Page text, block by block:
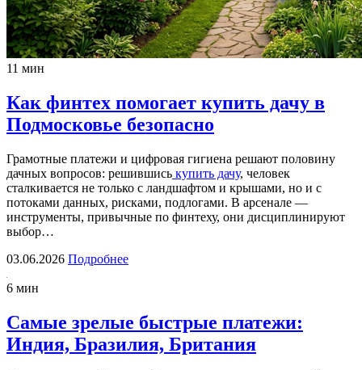
11 мин
Как финтех помогает купить дачу в
Подмосковье безопасно
Грамотные платежи и цифровая гигиена решают половину
дачных вопросов: решившись купить дачу, человек
сталкивается не только с ландшафтом и крышами, но и с
потоками данных, рисками, подлогами. В арсенале —
инструменты, привычные по финтеху, они дисциплинируют
выбор…
03.06.2026 Подробнее
6 мин
Самые зрелые быстрые платежи:
Индия, Бразилия, Британия